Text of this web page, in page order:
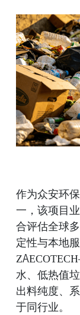
作为众安环
一，该项目
合评估全球
定性与本地
水、低热值
出料纯度、
于同行业。